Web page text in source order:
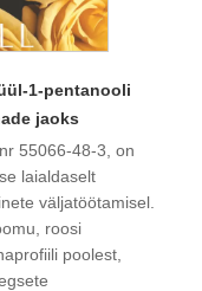
1-pentanooli
jaoks
55066-48-3, on
laialdaselt
väljatöötamisel.
roosi
poolest,